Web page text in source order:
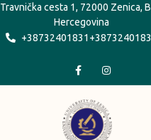
Travnička cesta 1, 72000 Zenica,
Hercegovina